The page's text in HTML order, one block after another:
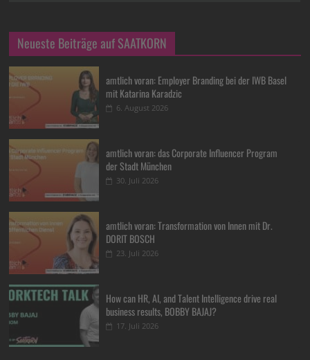
Neueste Beiträge auf SAATKORN
amtlich voran: Employer Branding bei der IWB Basel
mit Katarina Karadzic
6. August 2026
amtlich voran: das Corporate Influencer Program
der Stadt München
30. Juli 2026
amtlich voran: Transformation von Innen mit Dr.
DORIT BOSCH
23. Juli 2026
How can HR, AI, and Talent Intelligence drive real
business results, BOBBY BAJAJ?
17. Juli 2026